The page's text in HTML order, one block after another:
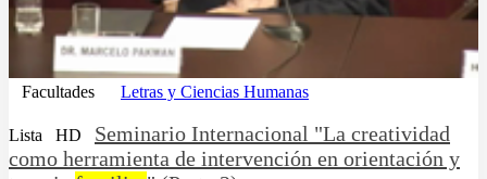
Facultades Letras y Ciencias Humanas
Lista HD
Seminario Internacional "La creatividad
como herramienta de intervención en orientación y